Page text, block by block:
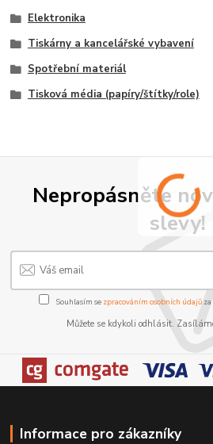
Elektronika
Tiskárny a kancelářské vybavení
Spotřební materiál
Tisková média (papíry/štítky/role)
Nepropásněte
slevy!
Souhlasím se zpracováním osobních údajůza
Můžete se kdykoli odhlásit.
Informace pro zákazníky